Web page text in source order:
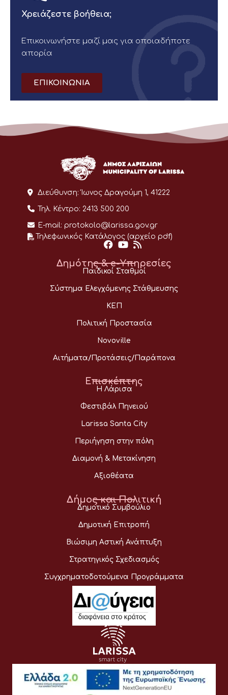
Χρειάζεστε βοήθεια;
Επικοινωνήστε μαζί μας για οποιαδήποτε
απορία
ΕΠΙΚΟΙΝΩΝΙΑ
Διεύθυνση: Ίωνος Δραγούμη 1, 41222
Τηλ. Κέντρο: 2413 500 200
E-mail: protokolo@larissa.gov.gr
Τηλεφωνικός Κατάλογος (αρχείο pdf)
Δημότης & e-Υπηρεσίες
Παιδικοί Σταθμοί
Σύστημα Ελεγχόμενης Στάθμευσης
ΚΕΠ
Πολιτική Προστασία
Novoville
Αιτήματα/Προτάσεις/Παράπονα
Επισκέπτης
Η Λάρισα
Φεστιβάλ Πηνειού
Larissa Santa City
Περιήγηση στην πόλη
Διαμονή & Μετακίνηση
Αξιοθέατα
Δήμος και Πολιτική
Δημοτικό Συμβούλιο
Δημοτική Επιτροπή
Βιώσιμη Αστική Ανάπτυξη
Στρατηγικός Σχεδιασμός
Συγχρηματοδοτούμενα Προγράμματα